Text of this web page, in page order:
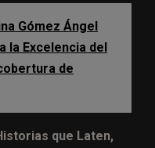
Gómez Ángel
la Excelencia del
de
que Laten,